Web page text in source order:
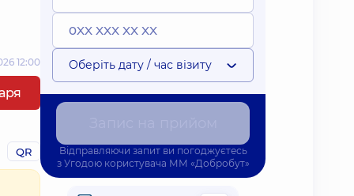
12:00
QR
Оберіть дату / час візиту
Відправляючи запит ви погоджуєтесь
з Угодою користувача ММ «Добробут»